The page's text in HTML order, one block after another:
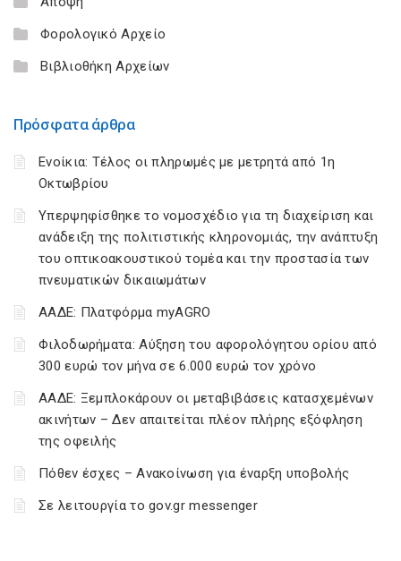
Φορολογικό Αρχείο
Βιβλιοθήκη Αρχείων
Πρόσφατα άρθρα
Ενοίκια: Τέλος οι πληρωμές με μετρητά από 1η
Οκτωβρίου
Υπερψηφίσθηκε το νομοσχέδιο για τη διαχείριση και
ανάδειξη της πολιτιστικής κληρονομιάς, την ανάπτυξη
του οπτικοακουστικού τομέα και την προστασία των
πνευματικών δικαιωμάτων
ΑΑΔΕ: Πλατφόρμα myAGRO
Φιλοδωρήματα: Αύξηση του αφορολόγητου ορίου από
300 ευρώ τον μήνα σε 6.000 ευρώ τον χρόνο
ΑΑΔΕ: Ξεμπλοκάρουν οι μεταβιβάσεις κατασχεμένων
ακινήτων – Δεν απαιτείται πλέον πλήρης εξόφληση
της οφειλής
Πόθεν έσχες – Ανακοίνωση για έναρξη υποβολής
Σε λειτουργία το gov.gr messenger